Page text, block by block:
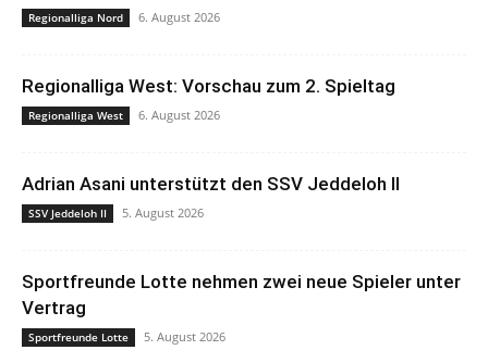
Regionalliga Nord 6. August 2026
Regionalliga West: Vorschau zum 2. Spieltag
Regionalliga West 6. August 2026
Adrian Asani unterstützt den SSV Jeddeloh II
SSV Jeddeloh II 5. August 2026
Sportfreunde Lotte nehmen zwei neue Spieler unter
Vertrag
Sportfreunde Lotte 5. August 2026